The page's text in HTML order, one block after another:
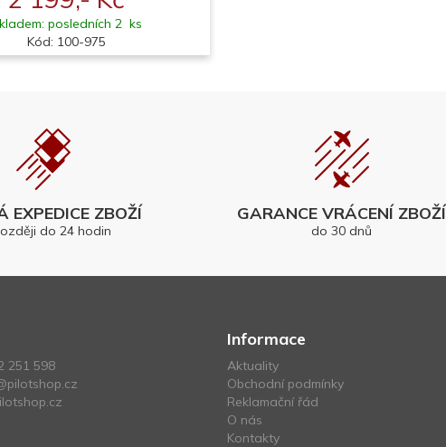
posledních 2 ks
Kód: 100-975
EXPEDICE ZBOŽÍ
do 24 hodin
GARANCE VRÁCENÍ ZBOŽÍ
do 30 dnů
251 598
Informace
Aktuality
Obchodní podmínky
Reklamační řád
O nás
Kontakty